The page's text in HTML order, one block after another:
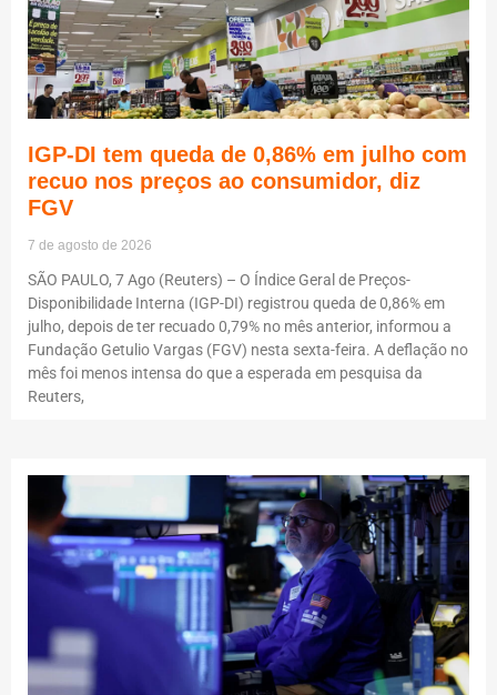
IGP-DI tem queda de 0,86% em julho com
recuo nos preços ao consumidor, diz
FGV
7 de agosto de 2026
SÃO PAULO, 7 Ago (Reuters) – O Índice Geral de Preços-
Disponibilidade Interna (IGP-DI) registrou queda de 0,86% em
julho, depois de ter recuado 0,79% no mês anterior, informou a
Fundação Getulio Vargas (FGV) nesta sexta-feira. A deflação no
mês foi menos intensa do que a esperada em pesquisa da
Reuters,